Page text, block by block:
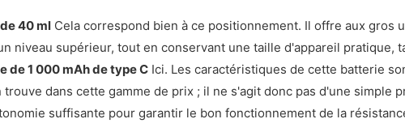
40 ml Cela correspond bien à ce positionnement. Il offre aux
niveau supérieur, tout en conservant une taille d'appareil pratique,
de 1 000 mAh de type C Ici. Les caractéristiques de cette batterie
trouve dans cette gamme de prix ; il ne s'agit donc pas d'une simple
suffisante pour garantir le bon fonctionnement de la